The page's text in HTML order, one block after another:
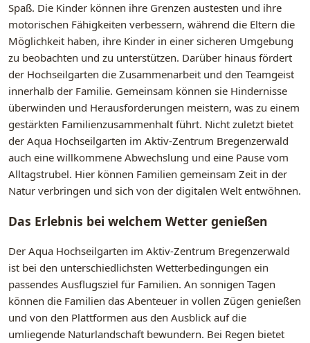
Spaß. Die Kinder können ihre Grenzen austesten und ihre
motorischen Fähigkeiten verbessern, während die Eltern die
Möglichkeit haben, ihre Kinder in einer sicheren Umgebung
zu beobachten und zu unterstützen. Darüber hinaus fördert
der Hochseilgarten die Zusammenarbeit und den Teamgeist
innerhalb der Familie. Gemeinsam können sie Hindernisse
überwinden und Herausforderungen meistern, was zu einem
gestärkten Familienzusammenhalt führt. Nicht zuletzt bietet
der Aqua Hochseilgarten im Aktiv-Zentrum Bregenzerwald
auch eine willkommene Abwechslung und eine Pause vom
Alltagstrubel. Hier können Familien gemeinsam Zeit in der
Natur verbringen und sich von der digitalen Welt entwöhnen.
Das Erlebnis bei welchem Wetter genießen
Der Aqua Hochseilgarten im Aktiv-Zentrum Bregenzerwald
ist bei den unterschiedlichsten Wetterbedingungen ein
passendes Ausflugsziel für Familien. An sonnigen Tagen
können die Familien das Abenteuer in vollen Zügen genießen
und von den Plattformen aus den Ausblick auf die
umliegende Naturlandschaft bewundern. Bei Regen bietet